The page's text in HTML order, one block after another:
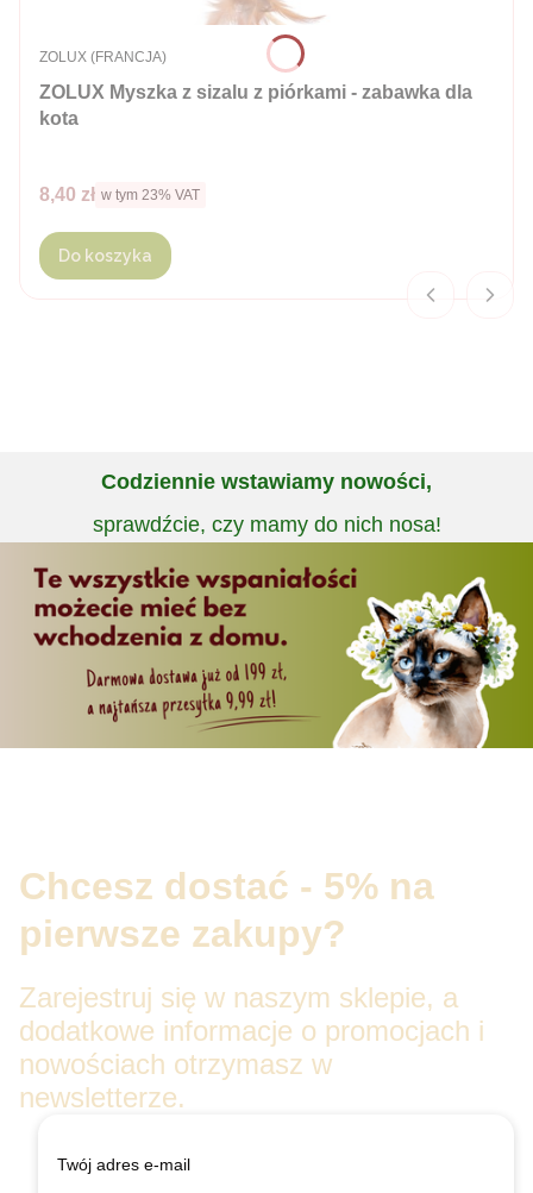
ZOLUX Myszka z sizalu z piórkami - zabawka dla
kota
PRODUCENT
ZOLUX (FRANCJA)
Cena brutto
8,40 zł w tym %s VAT
w tym 23% VAT
Do koszyka
Codziennie wstawiamy nowości,
sprawdźcie, czy mamy do nich nosa!
Chcesz dostać - 5% na
pierwsze zakupy?
Zarejestruj się w naszym sklepie, a
dodatkowe informacje o promocjach i
nowościach otrzymasz w
newsletterze.
Twój adres e-mail